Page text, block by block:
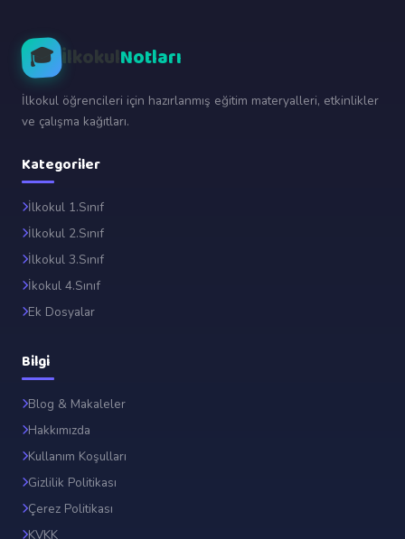
🎓 İlkokulNotları
İlkokul öğrencileri için hazırlanmış eğitim materyalleri, etkinlikler
ve çalışma kağıtları.
Kategoriler
İlkokul 1.Sınıf
İlkokul 2.Sınıf
İlkokul 3.Sınıf
İkokul 4.Sınıf
Ek Dosyalar
Bilgi
Blog & Makaleler
Hakkımızda
Kullanım Koşulları
Gizlilik Politikası
Çerez Politikası
KVKK